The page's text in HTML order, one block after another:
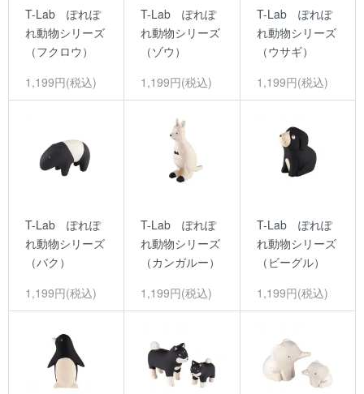
T-Lab ぽれぽ
れ動物シリーズ
（フクロウ）
1,199円(税込)
T-Lab ぽれぽ
れ動物シリーズ
（ゾウ）
1,199円(税込)
T-Lab ぽれぽ
れ動物シリーズ
（ウサギ）
1,199円(税込)
T-Lab ぽれぽ
れ動物シリーズ
（バク）
1,199円(税込)
T-Lab ぽれぽ
れ動物シリーズ
（カンガルー）
1,199円(税込)
T-Lab ぽれぽ
れ動物シリーズ
（ビーグル）
1,199円(税込)